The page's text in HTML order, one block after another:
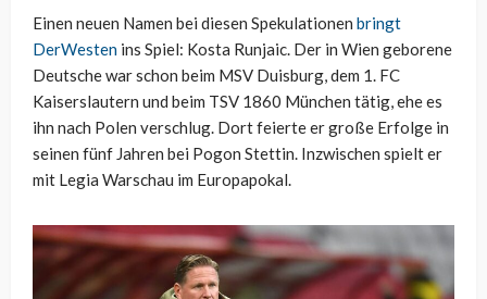
Einen neuen Namen bei diesen Spekulationen bringt
DerWesten ins Spiel: Kosta Runjaic. Der in Wien geborene
Deutsche war schon beim MSV Duisburg, dem 1. FC
Kaiserslautern und beim TSV 1860 München tätig, ehe es
ihn nach Polen verschlug. Dort feierte er große Erfolge in
seinen fünf Jahren bei Pogon Stettin. Inzwischen spielt er
mit Legia Warschau im Europapokal.